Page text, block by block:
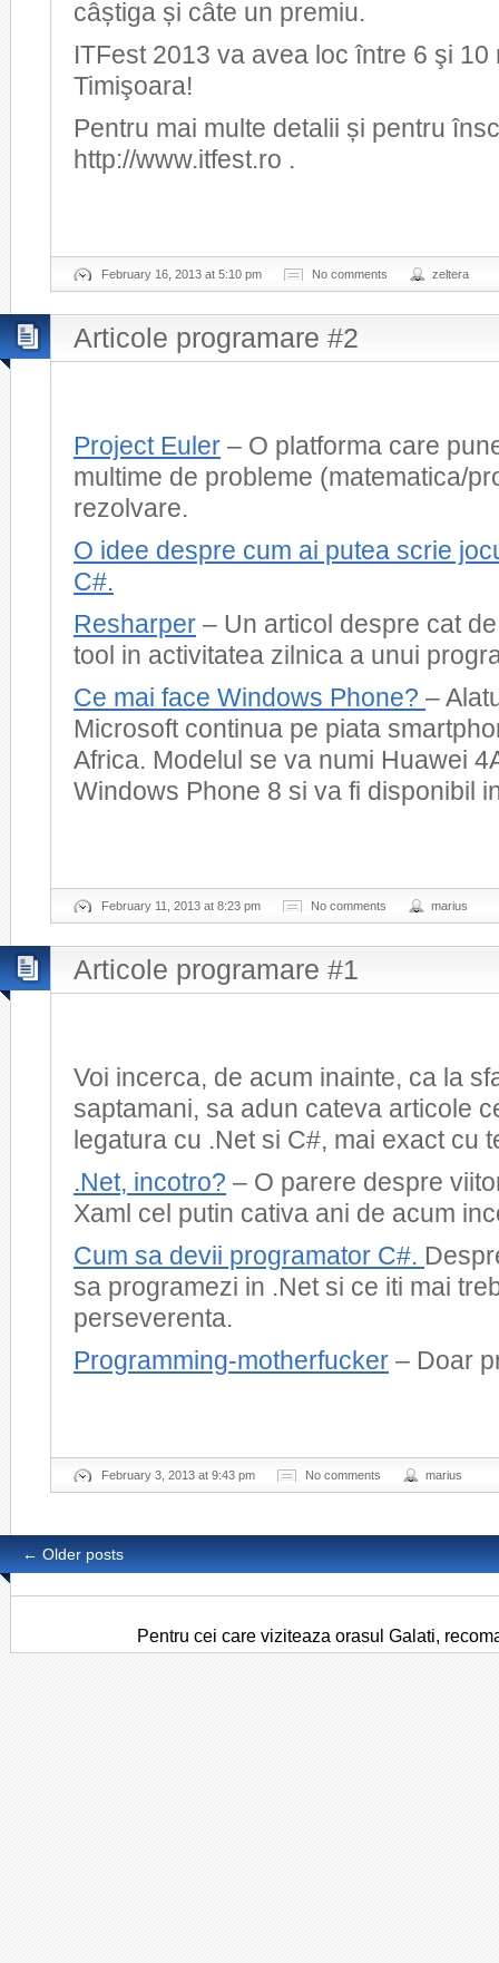
câștiga și câte un premiu.
ITFest 2013 va avea loc între 6 şi 10
Timişoara!
Pentru mai multe detalii și pentru
http://www.itfest.ro .
February 16, 2013 at 5:10 pm No comments zeltera
Articole programare #2
Project Euler – O platforma care
multime de probleme (matematica/
rezolvare.
O idee despre cum ai putea scrie
C#.
Resharper – Un articol despre cat
tool in activitatea zilnica a unui
Ce mai face Windows Phone? –
Microsoft continua pe piata
Africa. Modelul se va numi Huawei
Windows Phone 8 si va fi disponibil
February 11, 2013 at 8:23 pm No comments marius
Articole programare #1
Voi incerca, de acum inainte, ca la
saptamani, sa adun cateva articole
legatura cu .Net si C#, mai exact cu
.Net, incotro? – O parere despre
Xaml cel putin cativa ani de acum
Cum sa devii programator C#.
sa programezi in .Net si ce iti mai
perseverenta.
Programming-motherfucker – Doar
February 3, 2013 at 9:43 pm No comments marius
←Older posts
Pentru cei care viziteaza orasul Galati,